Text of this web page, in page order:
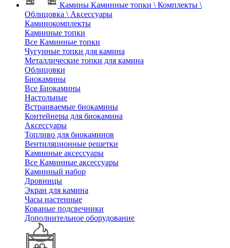
Камины Каминные топки \ Комплекты \
Облицовка \ Аксессуары
Каминокомплекты
Каминные топки
Все Каминные топки
Чугунные топки для камина
Металлические топки для камина
Облицовки
Биокамины
Все Биокамины
Настольные
Встраиваемые биокамины
Контейнеры для биокамина
Аксессуары
Топливо для биокаминов
Вентиляционные решетки
Каминные аксессуары
Все Каминные аксессуары
Каминный набор
Дровницы
Экран для камина
Часы настенные
Кованые подсвечники
Дополнительное оборудование